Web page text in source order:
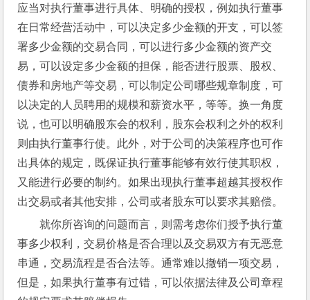
应当对执行董事进行具体、明确的授权，例如执行董事
在日常经营活动中，可以决定多少金额的开支，可以签
署多少金额的交易合同，可以进行多少金额的资产交
易，可以设定多少金额的担保，能否进行股票、股权、
债券和房地产等交易，可以制定公司哪些规章制度，可
以决定的人员聘用的规模和薪资水平，等等。换一角度
说，也可以明确股东会的权利，股东会权利之外的权利
则由执行董事行使。此外，对于公司的决策程序也可作
出具体的规定，既保证执行董事能够有效行使其职权，
又能进行必要的制约。如果出现执行董事超越其授权作
出交易或者其他安排，公司或者股东可以要求其赔偿。
就你所咨询的问题而言，则需考虑你们授予执行董
事多少权利，交易价格是否合理以及交易双方有无恶意
串通，交易流程是否合法等。通常难以撤销一项交易，
但是，如果执行董事有过错，可以依据法律及公司章程